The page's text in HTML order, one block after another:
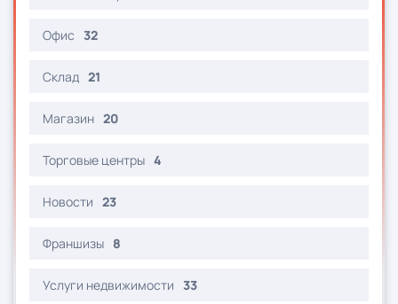
Офис 32
Склад 21
Магазин 20
Торговые центры 4
Новости 23
Франшизы 8
Услуги недвижимости 33